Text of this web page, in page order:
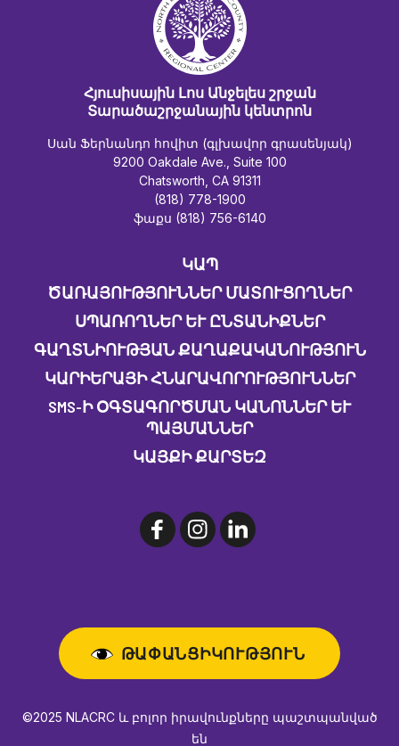
Հյուսիսային Լոս Անջելես շրջան
Տարածաշրջանային կենտրոն
Սան Ֆերնանդո հովիտ (գլխավոր գրասենյակ)
9200 Oakdale Ave., Suite 100
Chatsworth, CA 91311
(818) 778-1900
ֆաքս (818) 756-6140
ԿԱՊ
ԾԱՌԱՅՈՒԹՅՈՒՆՆԵՐ ՄԱՏՈՒՑՈՂՆԵՐ
ՍՊԱՌՈՂՆԵՐ ԵՒ ԸՆՏԱՆԻՔՆԵՐ
ԳԱՂՏՆԻՈՒԹՅԱՆ ՔԱՂԱՔԱԿԱՆՈՒԹՅՈՒՆ
ԿԱՐԻԵՐԱՅԻ ՀՆԱՐԱՎՈՐՈՒԹՅՈՒՆՆԵՐ
SMS-Ի ՕԳՏԱԳՈՐԾՄԱՆ ԿԱՆՈՆՆԵՐ ԵՒ Պ
ԱՅՄԱՆՆԵՐ
ԿԱՅՔԻ ՔԱՐՏԵԶ
ԹԱՓԱՆՑԻԿՈՒԹՅՈՒՆ
©2025 NLACRC և բոլոր իրավունքները պաշտպանված
են